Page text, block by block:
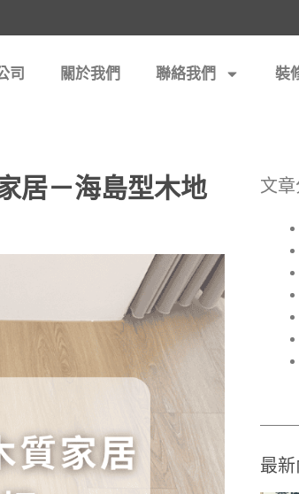
司 關於我們 聯絡我們 裝
居－海島型木地
文
最